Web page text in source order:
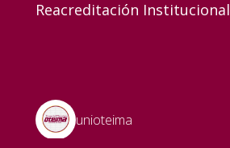
Reacreditación Institucional
unioteima